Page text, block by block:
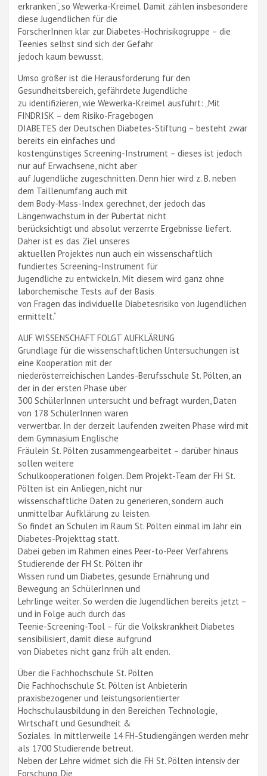
erkranken“, so Wewerka-Kreimel. Damit zählen insbesondere
diese Jugendlichen für die
ForscherInnen klar zur Diabetes-Hochrisikogruppe – die
Teenies selbst sind sich der Gefahr
jedoch kaum bewusst.
Umso größer ist die Herausforderung für den
Gesundheitsbereich, gefährdete Jugendliche
zu identifizieren, wie Wewerka-Kreimel ausführt: „Mit
FINDRISK – dem Risiko-Fragebogen
DIABETES der Deutschen Diabetes-Stiftung – besteht zwar
bereits ein einfaches und
kostengünstiges Screening-Instrument – dieses ist jedoch
nur auf Erwachsene, nicht aber
auf Jugendliche zugeschnitten. Denn hier wird z. B. neben
dem Taillenumfang auch mit
dem Body-Mass-Index gerechnet, der jedoch das
Längenwachstum in der Pubertät nicht
berücksichtigt und absolut verzerrte Ergebnisse liefert.
Daher ist es das Ziel unseres
aktuellen Projektes nun auch ein wissenschaftlich
fundiertes Screening-Instrument für
Jugendliche zu entwickeln. Mit diesem wird ganz ohne
laborchemische Tests auf der Basis
von Fragen das individuelle Diabetesrisiko von Jugendlichen
ermittelt.“
AUF WISSENSCHAFT FOLGT AUFKLÄRUNG
Grundlage für die wissenschaftlichen Untersuchungen ist
eine Kooperation mit der
niederösterreichischen Landes-Berufsschule St. Pölten, an
der in der ersten Phase über
300 SchülerInnen untersucht und befragt wurden, Daten
von 178 SchülerInnen waren
verwertbar. In der derzeit laufenden zweiten Phase wird mit
dem Gymnasium Englische
Fräulein St. Pölten zusammengearbeitet – darüber hinaus
sollen weitere
Schulkooperationen folgen. Dem Projekt-Team der FH St.
Pölten ist ein Anliegen, nicht nur
wissenschaftliche Daten zu generieren, sondern auch
unmittelbar Aufklärung zu leisten.
So findet an Schulen im Raum St. Pölten einmal im Jahr ein
Diabetes-Projekttag statt.
Dabei geben im Rahmen eines Peer-to-Peer Verfahrens
Studierende der FH St. Pölten ihr
Wissen rund um Diabetes, gesunde Ernährung und
Bewegung an SchülerInnen und
Lehrlinge weiter. So werden die Jugendlichen bereits jetzt –
und in Folge auch durch das
Teenie-Screening-Tool – für die Volkskrankheit Diabetes
sensibilisiert, damit diese aufgrund
von Diabetes nicht ganz früh alt enden.
Über die Fachhochschule St. Pölten
Die Fachhochschule St. Pölten ist Anbieterin
praxisbezogener und leistungsorientierter
Hochschulausbildung in den Bereichen Technologie,
Wirtschaft und Gesundheit &
Soziales. In mittlerweile 14 FH-Studiengängen werden mehr
als 1700 Studierende betreut.
Neben der Lehre widmet sich die FH St. Pölten intensiv der
Forschung. Die